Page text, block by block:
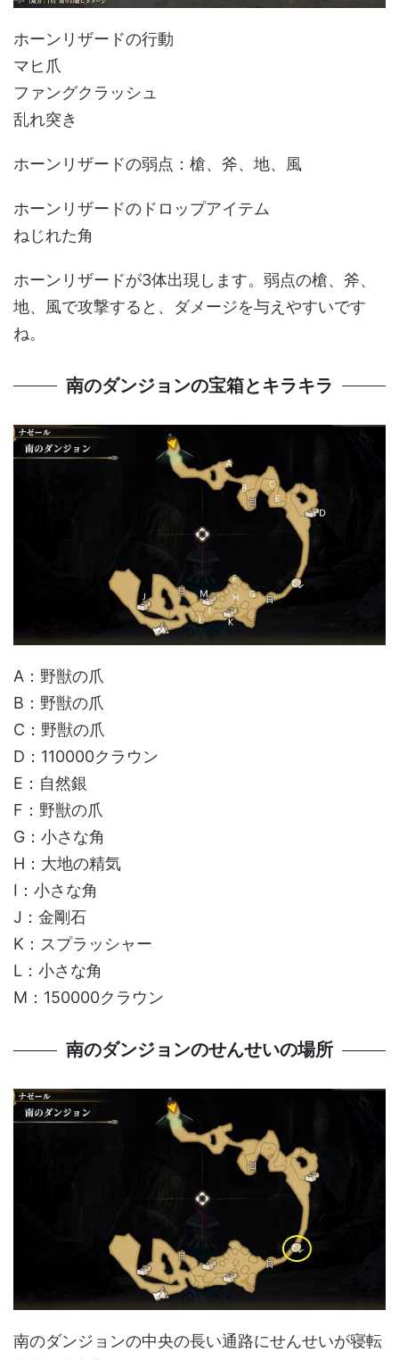
ホーンリザードの行動
マヒ爪
ファングクラッシュ
乱れ突き
ホーンリザードの弱点：槍、斧、地、風
ホーンリザードのドロップアイテム
ねじれた角
ホーンリザードが3体出現します。弱点の槍、斧、
地、風で攻撃すると、ダメージを与えやすいです
ね。
南のダンジョンの宝箱とキラキラ
A：野獣の爪
B：野獣の爪
C：野獣の爪
D：110000クラウン
E：自然銀
F：野獣の爪
G：小さな角
H：大地の精気
I：小さな角
J：金剛石
K：スプラッシャー
L：小さな角
M：150000クラウン
南のダンジョンのせんせいの場所
南のダンジョンの中央の長い通路にせんせいが寝転